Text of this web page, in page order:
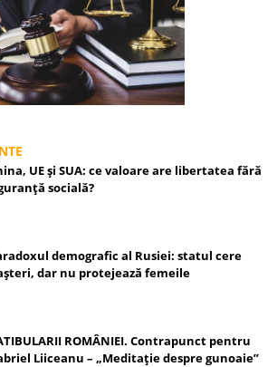
UE și SUA: ce valoare are libertatea fără
socială?
demografic al Rusiei: statul cere
dar nu protejează femeile
ROMÂNIEI. Contrapunct pentru
Liiceanu – „Meditație despre gunoaie”